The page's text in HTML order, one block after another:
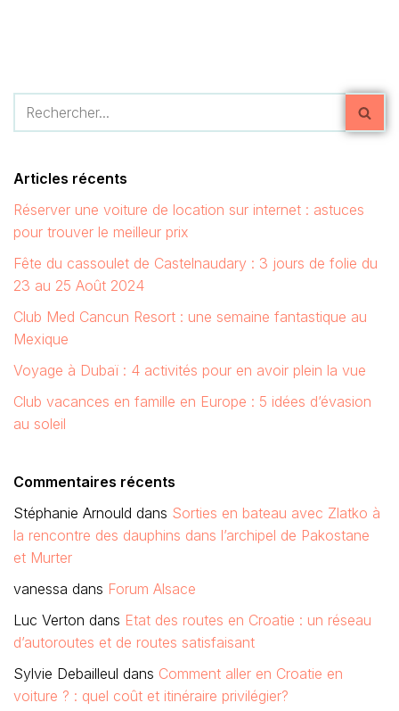
Articles récents
Réserver une voiture de location sur internet : astuces
pour trouver le meilleur prix
Fête du cassoulet de Castelnaudary : 3 jours de folie du
23 au 25 Août 2024
Club Med Cancun Resort : une semaine fantastique au
Mexique
Voyage à Dubaï : 4 activités pour en avoir plein la vue
Club vacances en famille en Europe : 5 idées d’évasion
au soleil
Commentaires récents
Stéphanie Arnould dans Sorties en bateau avec Zlatko à
la rencontre des dauphins dans l’archipel de Pakostane
et Murter
vanessa dans Forum Alsace
Luc Verton dans Etat des routes en Croatie : un réseau
d’autoroutes et de routes satisfaisant
Sylvie Debailleul dans Comment aller en Croatie en
voiture ? : quel coût et itinéraire privilégier?